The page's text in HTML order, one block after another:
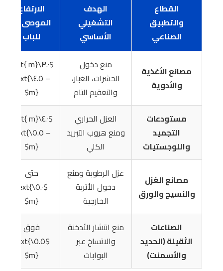
القطاع
والتطبيق
الصناعي
الهدف
التشغيلي
الأساسي
الارتفاع
الموصى به
للباب
مصانع الأغذية
والأدوية
منع دخول
الحشرات، الغبار،
والتعقيم التام
$٣.٠\text{ m}
– ٤.٥\text{
m}$
مستودعات
التجميد
واللوجستيات
العزل الحراري
ومنع هروب التبريد
الكلي
$٤.٠\text{ m}
– ٥.٥\text{
m}$
مصانع الغزل
والنسيج والورق
عزل الرطوبة ومنع
دخول الأتربة
الخارجية
حتى
$٥.٠\text{
m}$
الصناعات
الثقيلة (الحديد
والأسمنت)
منع انتشار الأدخنة
والاتساخ عبر
البوابات
فوق
$٥.٥\text{
m}$